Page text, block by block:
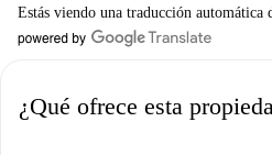
Estás viendo una traducción automática
¿Qué ofrece esta